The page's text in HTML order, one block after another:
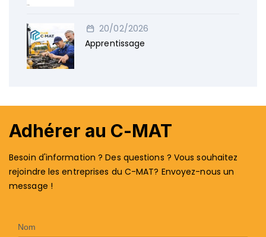
20/02/2026
Apprentissage
Adhérer au C-MAT
Besoin d'information ? Des questions ? Vous souhaitez
rejoindre les entreprises du C-MAT? Envoyez-nous un
message !
Nom